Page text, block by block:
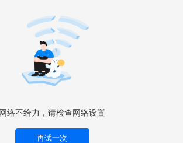
网络不给力，请检查网络设置
再试一次